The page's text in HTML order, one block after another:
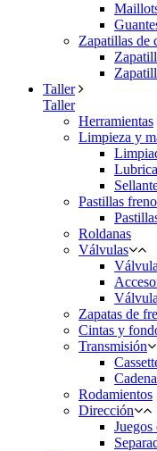
Zapatillas de
Taller
Taller
Herramientas
Limpieza y
Pastillas
Roldanas
Válvulas
Zapatas de
Cintas y
Transmisión
Rodamientos
Dirección